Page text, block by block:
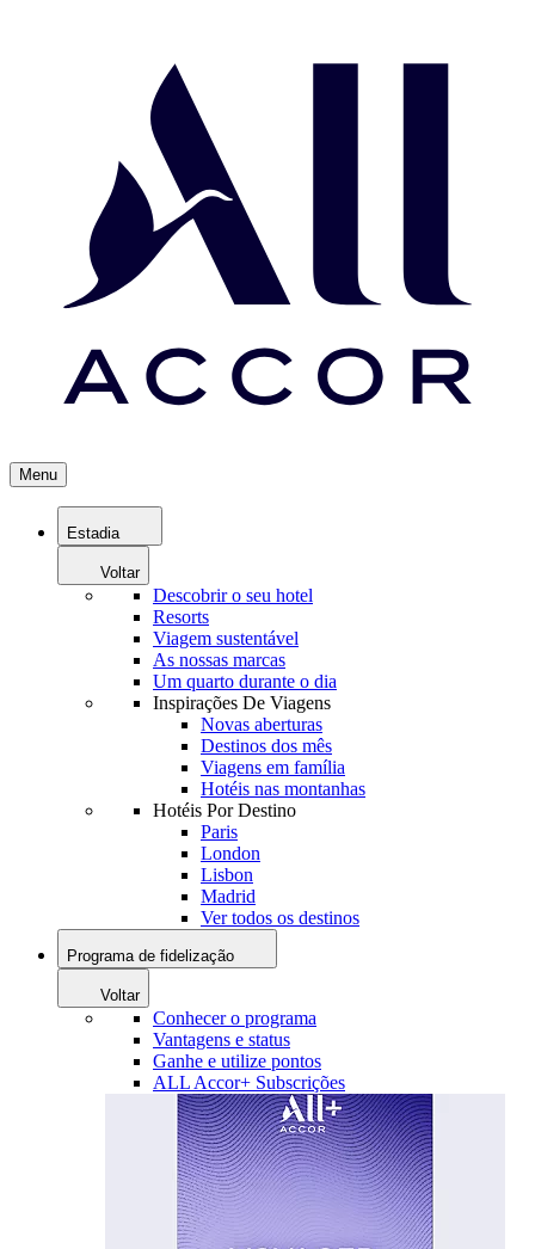
Menu
Estadia
Voltar
Descobrir o seu hotel
Resorts
Viagem sustentável
As nossas marcas
Um quarto durante o dia
Inspirações De Viagens
Novas aberturas
Destinos dos mês
Viagens em família
Hotéis nas montanhas
Hotéis Por Destino
Paris
London
Lisbon
Madrid
Ver todos os destinos
Programa de fidelização
Voltar
Conhecer o programa
Vantagens e status
Ganhe e utilize pontos
ALL Accor+ Subscrições